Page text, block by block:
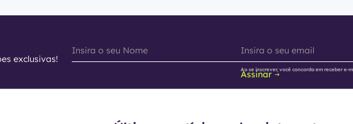
exclusivas!
Assinar
Ao se inscrever, você concorda em receber e-